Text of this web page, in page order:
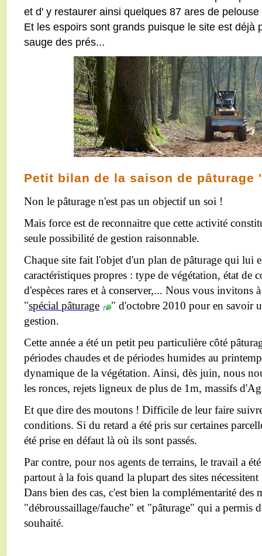
et d' y restaurer ainsi quelques 87 ares de pelouse
Et les espoirs sont grands puisque le site est déjà
sauge des prés...
Petit bilan de la saison de pâturage
Non le pâturage n'est pas un objectif un soi !
Mais force est de reconnaitre que cette activité
seule possibilité de gestion raisonnable.
Chaque site fait l'objet d'un plan de pâturage qui lui
caractéristiques propres : type de végétation, état de
d'espèces rares et à conserver,... Nous vous invitons
"spécial pâturage
" d'octobre 2010 pour en savoir
gestion.
Cette année a été un petit peu particulière côté
périodes chaudes et de périodes humides au
dynamique de la végétation. Ainsi, dès juin, nous
les ronces, rejets ligneux de plus de 1m, massifs
Et que dire des moutons ! Difficile de leur faire
conditions. Si du retard a été pris sur certaines
été prise en défaut là où ils sont passés.
Par contre, pour nos agents de terrains, le travail a
partout à la fois quand la plupart des sites
Dans bien des cas, c'est bien la complémentarité des
"débroussaillage/fauche" et "pâturage" qui a permis
souhaité.